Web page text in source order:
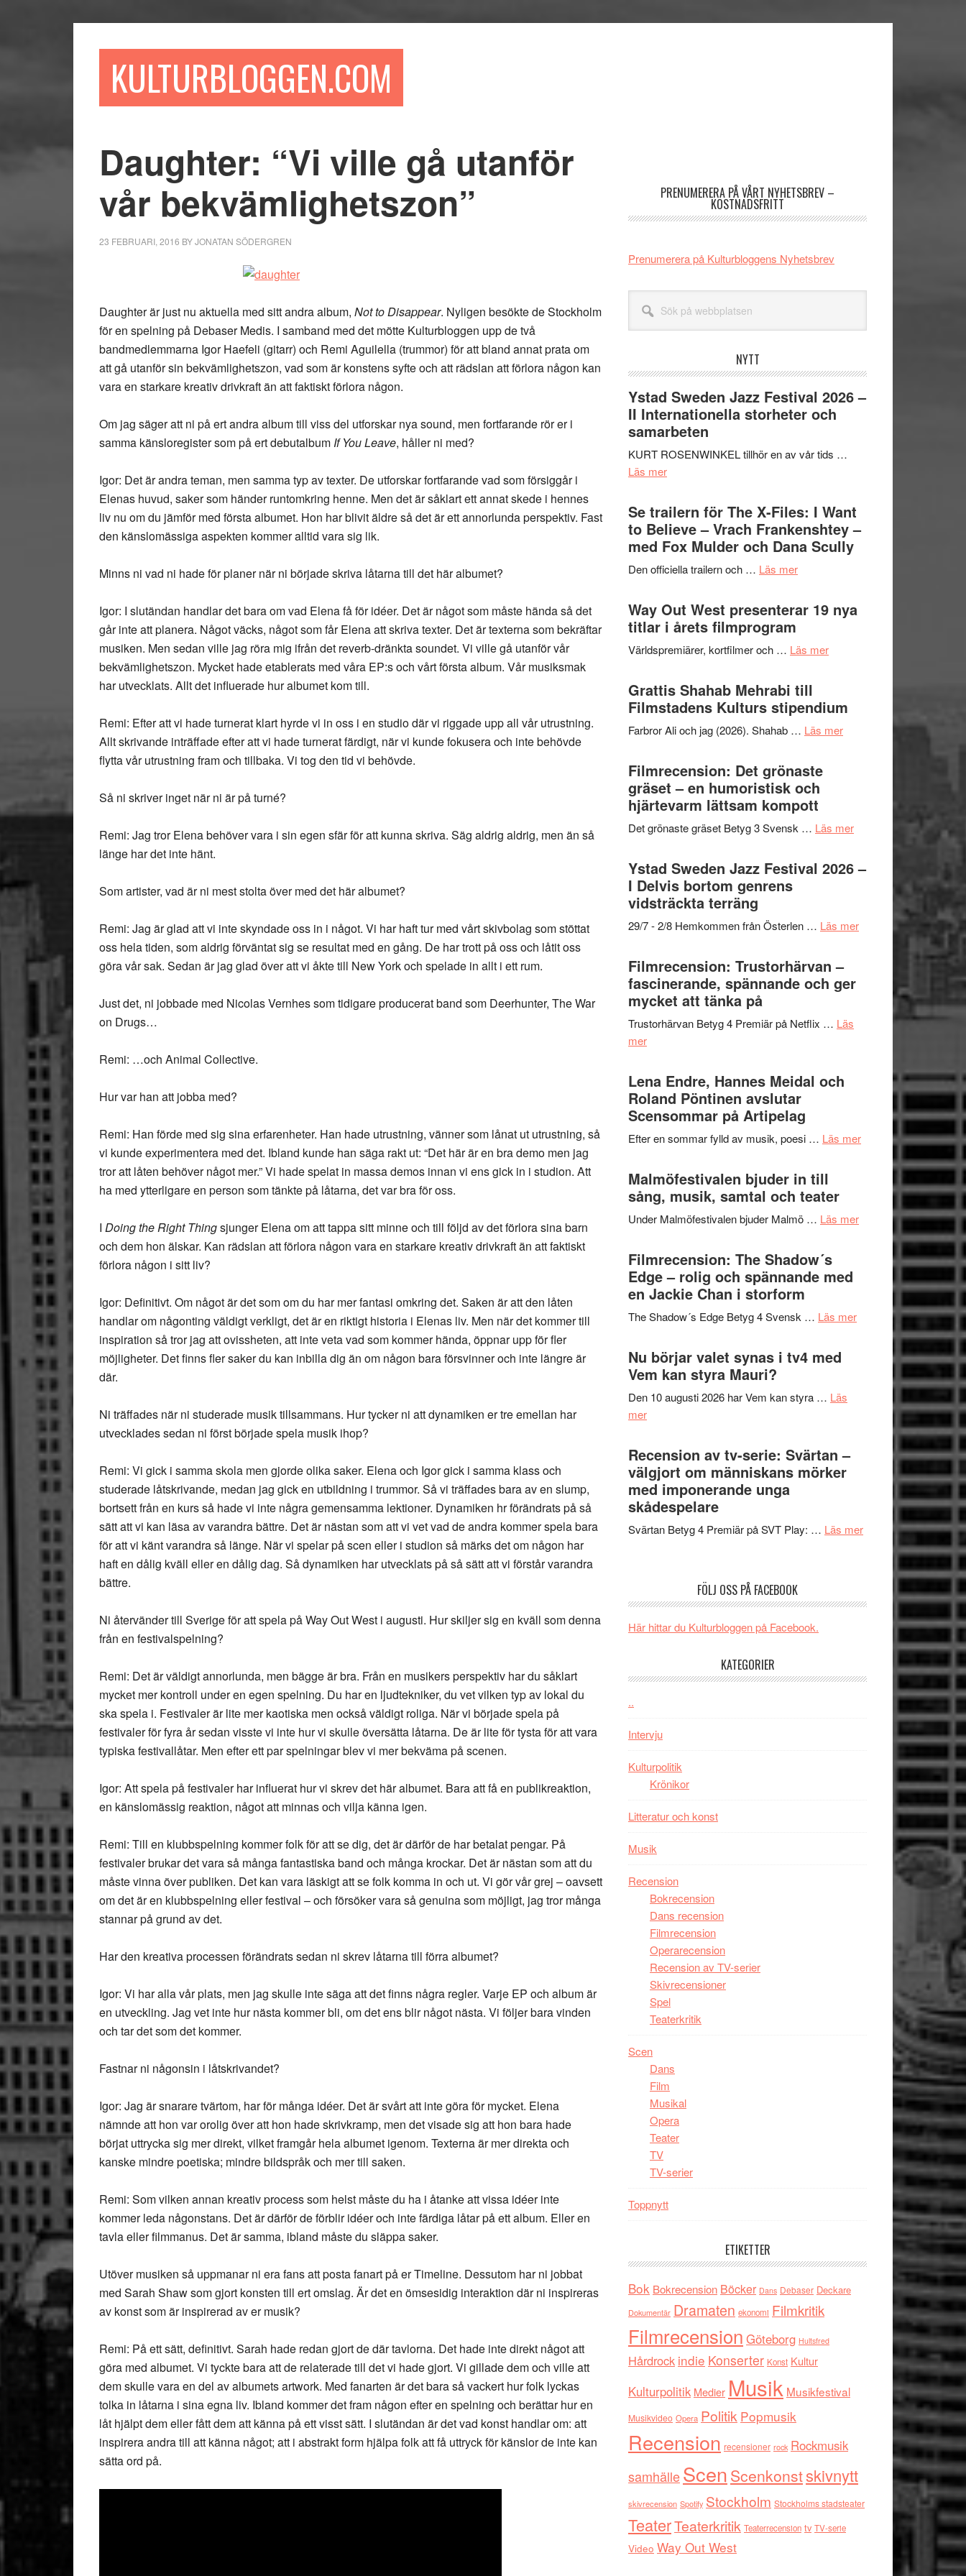
KULTURBLOGGEN.COM
Daughter: “Vi ville gå utanför
vår bekvämlighetszon”
23 FEBRUARI, 2016 BYJONATAN SÖDERGREN
Daughter är just nu aktuella med sitt andra album, Not to Disappear. Nyligen besökte de Stockholm
för en spelning på Debaser Medis. I samband med det mötte Kulturbloggen upp de två
bandmedlemmarna Igor Haefeli (gitarr) och Remi Aguilella (trummor) för att bland annat prata om
att gå utanför sin bekvämlighetszon, vad som är konstens syfte och att rädslan att förlora någon kan
vara en starkare kreativ drivkraft än att faktiskt förlora någon.
Om jag säger att ni på ert andra album till viss del utforskar nya sound, men fortfarande rör er i
samma känsloregister som på ert debutalbum If You Leave, håller ni med?
Igor: Det är andra teman, men samma typ av texter. De utforskar fortfarande vad som försiggår i
Elenas huvud, saker som händer runtomkring henne. Men det är såklart ett annat skede i hennes
liv nu om du jämför med första albumet. Hon har blivit äldre så det är ett annorlunda perspektiv. Fast
den känslomässiga aspekten kommer alltid vara sig lik.
Minns ni vad ni hade för planer när ni började skriva låtarna till det här albumet?
Igor: I slutändan handlar det bara om vad Elena få för idéer. Det är något som måste hända så det
går inte att planera. Något väcks, något som får Elena att skriva texter. Det är texterna som bekräftar
musiken. Men sedan ville jag röra mig ifrån det reverb-dränkta soundet. Vi ville gå utanför vår
bekvämlighetszon. Mycket hade etablerats med våra EP:s och vårt första album. Vår musiksmak
har utvecklats. Allt det influerade hur albumet kom till.
Remi: Efter att vi hade turnerat klart hyrde vi in oss i en studio där vi riggade upp all vår utrustning.
Allt skrivande inträffade efter att vi hade turnerat färdigt, när vi kunde fokusera och inte behövde
flytta vår utrustning fram och tillbaka. Vi tog den tid vi behövde.
Så ni skriver inget när ni är på turné?
Remi: Jag tror Elena behöver vara i sin egen sfär för att kunna skriva. Säg aldrig aldrig, men än så
länge har det inte hänt.
Som artister, vad är ni mest stolta över med det här albumet?
Remi: Jag är glad att vi inte skyndade oss in i något. Vi har haft tur med vårt skivbolag som stöttat
oss hela tiden, som aldrig förväntat sig se resultat med en gång. De har trott på oss och låtit oss
göra vår sak. Sedan är jag glad över att vi åkte till New York och spelade in allt i ett rum.
Just det, ni jobbade med Nicolas Vernhes som tidigare producerat band som Deerhunter, The War
on Drugs…
Remi: …och Animal Collective.
Hur var han att jobba med?
Remi: Han förde med sig sina erfarenheter. Han hade utrustning, vänner som lånat ut utrustning, så
vi kunde experimentera med det. Ibland kunde han säga rakt ut: “Det här är en bra demo men jag
tror att låten behöver något mer.” Vi hade spelat in massa demos innan vi ens gick in i studion. Att
ha med ytterligare en person som tänkte på låtarna, det var bra för oss.
I Doing the Right Thingsjunger Elena om att tappa sitt minne och till följd av det förlora sina barn
och dem hon älskar. Kan rädslan att förlora någon vara en starkare kreativ drivkraft än att faktiskt
förlora någon i sitt liv?
Igor: Definitivt. Om något är det som om du har mer fantasi omkring det. Saken är att den låten
handlar om någonting väldigt verkligt, det är en riktigt historia i Elenas liv. Men när det kommer till
inspiration så tror jag att ovissheten, att inte veta vad som kommer hända, öppnar upp för fler
möjligheter. Det finns fler saker du kan inbilla dig än om någon bara försvinner och inte längre är
där.
Ni träffades när ni studerade musik tillsammans. Hur tycker ni att dynamiken er tre emellan har
utvecklades sedan ni först började spela musik ihop?
Remi: Vi gick i samma skola men gjorde olika saker. Elena och Igor gick i samma klass och
studerade låtskrivande, medan jag gick en utbildning i trummor. Så vi träffades bara av en slump,
bortsett från en kurs så hade vi inte några gemensamma lektioner. Dynamiken hr förändrats på så
sätt att vi kan läsa av varandra bättre. Det är nästan som att vi vet vad de andra kommer spela bara
för att vi känt varandra så länge. När vi spelar på scen eller i studion så märks det om någon har
haft en dålig kväll eller en dålig dag. Så dynamiken har utvecklats på så sätt att vi förstår varandra
bättre.
Ni återvänder till Sverige för att spela på Way Out West i augusti. Hur skiljer sig en kväll som denna
från en festivalspelning?
Remi: Det är väldigt annorlunda, men bägge är bra. Från en musikers perspektiv har du såklart
mycket mer kontroll under en egen spelning. Du har en ljudtekniker, du vet vilken typ av lokal du
ska spela i. Festivaler är lite mer kaotiska men också väldigt roliga. När vi började spela på
festivaler för fyra år sedan visste vi inte hur vi skulle översätta låtarna. De är lite för tysta för att vara
typiska festivallåtar. Men efter ett par spelningar blev vi mer bekväma på scenen.
Igor: Att spela på festivaler har influerat hur vi skrev det här albumet. Bara att få en publikreaktion,
en känslomässig reaktion, något att minnas och vilja känna igen.
Remi: Till en klubbspelning kommer folk för att se dig, det är därför de har betalat pengar. På
festivaler brukar det vara så många fantastiska band och många krockar. Det är nästan som att du
måste vinna över publiken. Det kan vara läskigt att se folk komma in och ut. Vi gör vår grej – oavsett
om det är en klubbspelning eller festival – och försöker vara så genuina som möjligt, jag tror många
stannar på grund av det.
Har den kreativa processen förändrats sedan ni skrev låtarna till förra albumet?
Igor: Vi har alla vår plats, men jag skulle inte säga att det finns några regler. Varje EP och album är
en utveckling. Jag vet inte hur nästa kommer bli, om det ens blir något nästa. Vi följer bara vinden
och tar det som det kommer.
Fastnar ni någonsin i låtskrivandet?
Igor: Jag är snarare tvärtom, har för många idéer. Det är svårt att inte göra för mycket. Elena
nämnde att hon var orolig över att hon hade skrivkramp, men det visade sig att hon bara hade
börjat uttrycka sig mer direkt, vilket framgår hela albumet igenom. Texterna är mer direkta och
kanske mindre poetiska; mindre bildspråk och mer till saken.
Remi: Som vilken annan kreativ process som helst måste du ha i åtanke att vissa idéer inte
kommer leda någonstans. Det är därför de förblir idéer och inte färdiga låtar på ett album. Eller en
tavla eller filmmanus. Det är samma, ibland måste du släppa saker.
Utöver musiken så uppmanar ni era fans att posta fanart på er Timeline. Dessutom har ni jobbat
med Sarah Shaw som gjort konsten till ert omslag. Är det en ömsesidig interaktion där ni inspireras
av konst som är inspirerad av er musik?
Remi: På ett sätt, definitivt. Sarah hade redan gjort de där tavlorna. Det hade inte direkt något att
göra med albumet. Vi tyckte bara att de relaterade till det vi hade gjort. Vi gillade dem och ville att
dem skulle vara en del av albumets artwork. Med fanarten är det bara så vackert hur folk lyckas
tolka in låtarna i sina egna liv. Ibland kommer det fram någon efter en spelning och berättar hur en
låt hjälpt dem eller fått dem att känna på ett visst sätt. I slutändan är det vad konst handlar om: att
inspirera andra till att känna något; att i abstrakt form hjälpa folk att få uttryck för känslor de inte kan
sätta ord på.
PRENUMERERA PÅ VÅRT NYHETSBREV –
KOSTNADSFRITT
Prenumerera på Kulturbloggens Nyhetsbrev
webbplatsen
NYTT
Ystad Sweden Jazz Festival 2026 –
II Internationella storheter och
samarbeten
KURT ROSENWINKEL tillhör en av vår tids …
Läs merom
Sweden
Jazz
Festival
2026
–
Internationella
storheter
och
samarbeten
Se trailern för The X-Files: I Want
to Believe – Vrach Frankenshtey –
med Fox Mulder och Dana Scully
Den officiella trailern och … Läs merom
trailern
för
X-
I
Want
to
Believe
Vrach
Frankenshtey
–
med
Mulder
och
Way Out West presenterar 19 nya
titlar i årets filmprogram
Världspremiärer, kortfilmer och … Läs merom
presenterar
19
Grattis Shahab Mehrabi till
Filmstadens Kulturs stipendium
Farbror Ali och jag (2026). Shahab … Läs merom
Kulturs
Filmrecension: Det grönaste
gräset – en humoristisk och
hjärtevarm lättsam kompott
Det grönaste gräset Betyg 3 Svensk … Läs merom
en
hjärtevarm
Ystad Sweden Jazz Festival 2026 –
I Delvis bortom genrens
vidsträckta terräng
29/7 - 2/8 Hemkommen från Österlen … Läs merom
Festival
genrens
vidsträckta
Filmrecension: Trustorhärvan –
fascinerande, spännande och ger
mycket att tänka på
Trustorhärvan Betyg 4 Premiär på Netflix … Läs
merom
Trustorhärvan
–
fascinerande,
spännande
och
mycket
att
tänka
Lena Endre, Hannes Meidal och
Roland Pöntinen avslutar
Scensommar på Artipelag
Efter en sommar fylld av musik, poesi … Läs merom
Hannes
Roland
Pöntinen
Scensommar
Artipelag
Malmöfestivalen bjuder in till
sång, musik, samtal och teater
Under Malmöfestivalen bjuder Malmö … Läs merom
Malmöfestivalen
Filmrecension: The Shadow´s
Edge – rolig och spännande med
en Jackie Chan i storform
The Shadow´s Edge Betyg 4 Svensk … Läs merom
Filmrecension:
Shadow
spännande
Chan
storform
Nu börjar valet synas i tv4 med
Vem kan styra Mauri?
Den 10 augusti 2026 har Vem kan styra … Läs
merom
valet
synas
i
tv4
med
Mauri?
Recension av tv-serie: Svärtan –
välgjort om människans mörker
med imponerande unga
skådespelare
Svärtan Betyg 4 Premiär på SVT Play: … Läs merom
Recension
människans
imponerande
skådespelare
FÖLJ OSS PÅ FACEBOOK
Här hittar du Kulturbloggen på Facebook.
KATEGORIER
..
Intervju
Kulturpolitik
Krönikor
Litteratur och konst
Musik
Recension
Bokrecension
Dans recension
Filmrecension
Operarecension
Recension av TV-serier
Skivrecensioner
Spel
Teaterkritik
Scen
Dans
Film
Musikal
Opera
Teater
TV
TV-serier
Toppnytt
ETIKETTER
Bok Bokrecension Böcker Dans Debaser Deckare
Dokumentär Dramaten ekonomi Filmkritik
Filmrecension Göteborg Hultsfred
Hårdrock indie Konserter Konst Kultur
Kulturpolitik Medier Musik Musikfestival
Musikvideo Opera Politik Popmusik
Recension recensioner rock Rockmusik
samhälleScen Scenkonstskivnytt
skivrecension Spotify Stockholm Stockholms stadsteater
TeaterTeaterkritik Teaterrecension tv TV-serie
Video Way Out West